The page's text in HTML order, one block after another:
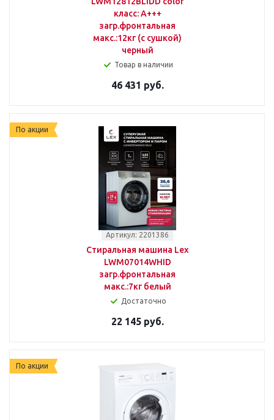
класс: A+++
загр.фронтальная
макс.:12кг (с сушкой)
черный
Товар в наличии
46 431 руб.
По акции
Артикул: 2201386
Стиральная машина Lex
LWM07014WHID
загр.фронтальная
макс.:7кг белый
Достаточно
22 145 руб.
По акции